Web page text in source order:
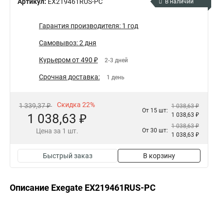
В наличии
Гарантия производителя: 1 год
Самовывоз: 2 дня
Курьером от 490 ₽ 2-3 дней
Срочная доставка: 1 день
1 339,37 ₽ Скидка 22%
1 038,63 ₽
Цена за 1 шт.
От 15 шт:
1 038,63 ₽
1 038,63 ₽
От 30 шт:
1 038,63 ₽
1 038,63 ₽
Быстрый заказ В корзину
Описание Exegate EX219461RUS-PC